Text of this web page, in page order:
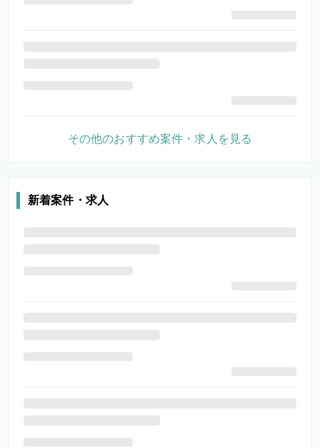
その他のおすすめ案件・求人を見る
新着案件・求人